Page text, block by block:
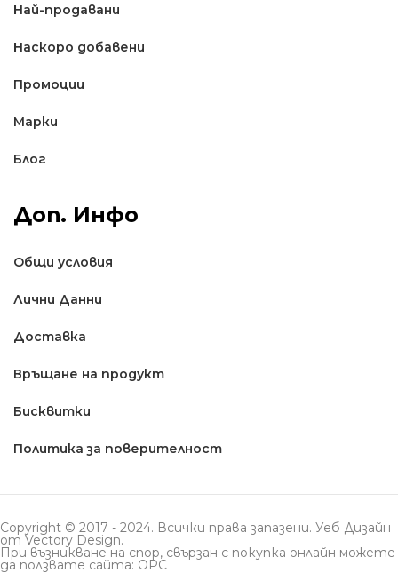
Най-продавани
Наскоро добавени
Промоции
Марки
Блог
Доп. Инфо
Общи условия
Лични Данни
Доставкa
Връщане на продукт
Бисквитки
Политика за поверителност
Copyright © 2017 - 2024. Всички права запазени. Уеб Дизайн
от Vectory Design.
При възникване на спор, свързан с покупка онлайн можете
да ползвате сайта: ОРС